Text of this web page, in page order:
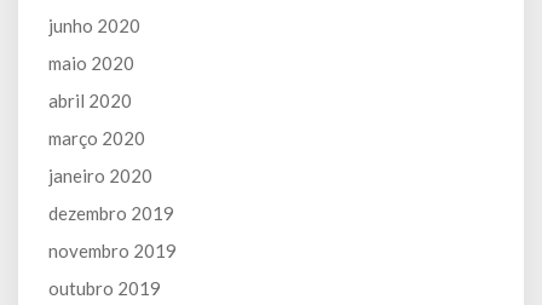
junho 2020
maio 2020
abril 2020
março 2020
janeiro 2020
dezembro 2019
novembro 2019
outubro 2019